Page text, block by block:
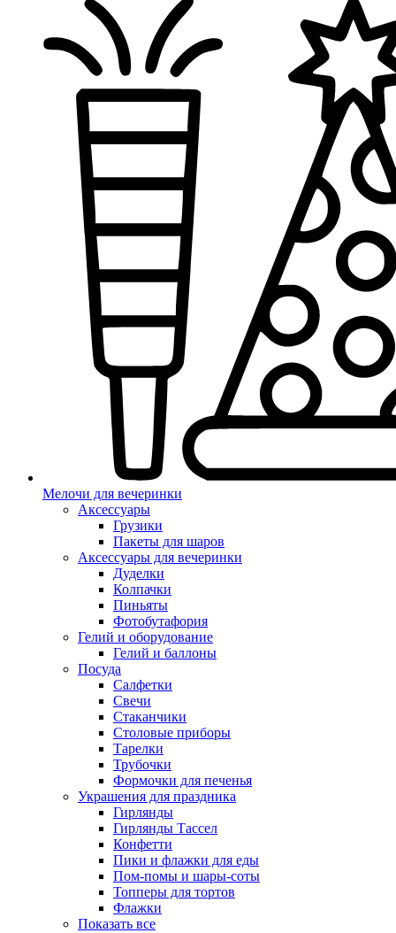
Мелочи для вечеринки
Аксессуары
Грузики
Пакеты для шаров
Аксессуары для вечеринки
Дуделки
Колпачки
Пиньяты
Фотобутафория
Гелий и оборудование
Гелий и баллоны
Посуда
Салфетки
Свечи
Стаканчики
Столовые приборы
Тарелки
Трубочки
Формочки для печенья
Украшения для праздника
Гирлянды
Гирлянды Тассел
Конфетти
Пики и флажки для еды
Пом-помы и шары-соты
Топперы для тортов
Флажки
Показать все